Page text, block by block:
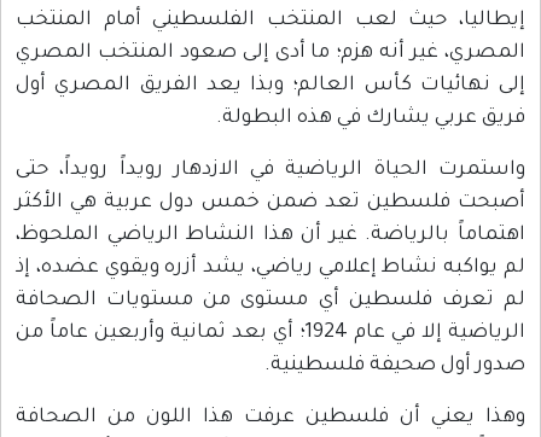
إيطاليا، حيث لعب المنتخب الفلسطيني أمام المنتخب
المصري، غير أنه هزم؛ ما أدى إلى صعود المنتخب المصري
إلى نهائيات كأس العالم؛ وبذا يعد الفريق المصري أول
فريق عربي يشارك في هذه البطولة.
واستمرت الحياة الرياضية في الازدهار رويداً رويداً، حتى
أصبحت فلسطين تعد ضمن خمس دول عربية هي الأكثر
اهتماماً بالرياضة. غير أن هذا النشاط الرياضي الملحوظ،
لم يواكبه نشاط إعلامي رياضي، يشد أزره ويقوي عضده، إذ
لم تعرف فلسطين أي مستوى من مستويات الصحافة
الرياضية إلا في عام 1924؛ أي بعد ثمانية وأربعين عاماً من
صدور أول صحيفة فلسطينية.
وهذا يعني أن فلسطين عرفت هذا اللون من الصحافة